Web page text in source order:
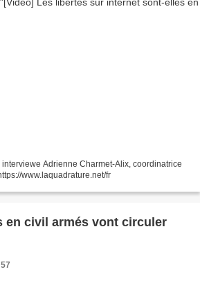
Adrienne Charmet-Alix, coordinatrice
www.laquadrature.net/fr
en civil armés vont circuler